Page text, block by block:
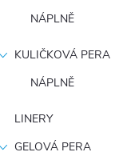
NÁPLNĚ
KULIČKOVÁ PERA
NÁPLNĚ
LINERY
GELOVÁ PERA